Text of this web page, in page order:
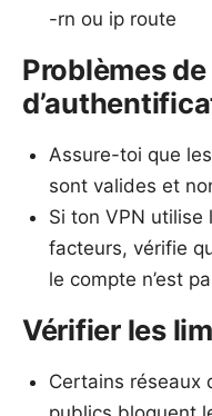
-rn ou ip route
Problèmes
Assure-toi que
sont valides et
Si ton VPN utilise
facteurs, vérifie
le compte n’est
Vérifier les
Certains réseaux